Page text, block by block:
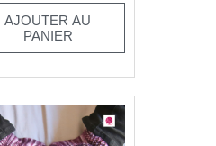
AJOUTER AU
PANIER